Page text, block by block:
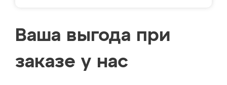
Ваша выгода при
заказе у нас